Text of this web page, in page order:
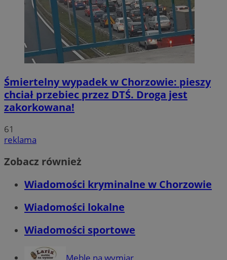
Śmiertelny wypadek w Chorzowie: pieszy
chciał przebiec przez DTŚ. Droga jest
zakorkowana!
61
reklama
Zobacz również
Wiadomości kryminalne w Chorzowie
Wiadomości lokalne
Wiadomości sportowe